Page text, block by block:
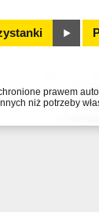
prawem
niż potrzeby